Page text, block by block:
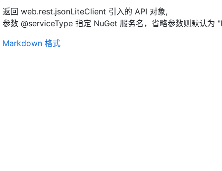
返回 web.rest.jsonLiteClient 引入的 API 对象,
参数 @serviceType 指定 NuGet 服务名，省略参数则默认为
Markdown 格式